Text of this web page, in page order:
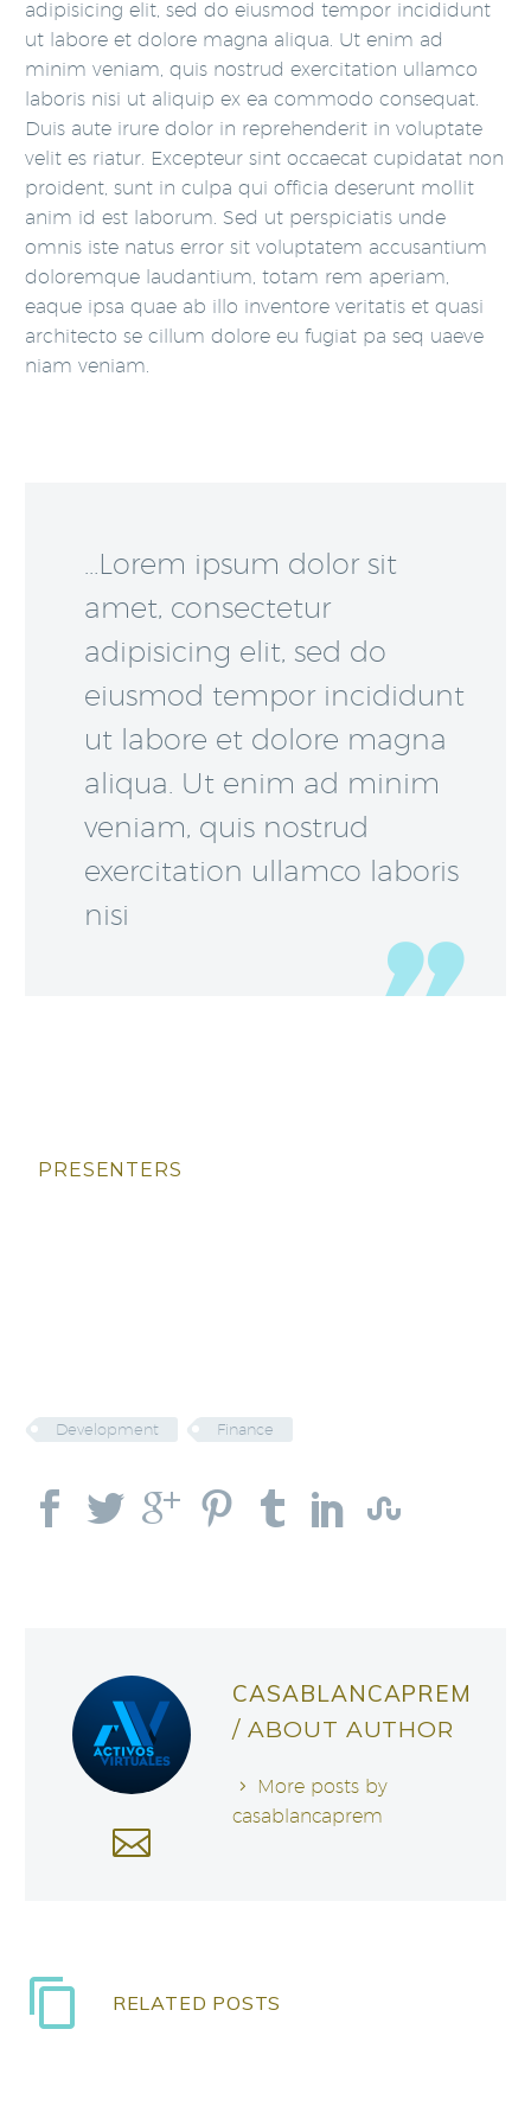
adipisicing elit, sed do eiusmod tempor incididunt
ut labore et dolore magna aliqua. Ut enim ad
minim veniam, quis nostrud exercitation ullamco
laboris nisi ut aliquip ex ea commodo consequat.
Duis aute irure dolor in reprehenderit in voluptate
velit es riatur. Excepteur sint occaecat cupidatat non
proident, sunt in culpa qui officia deserunt mollit
anim id est laborum. Sed ut perspiciatis unde
omnis iste natus error sit voluptatem accusantium
doloremque laudantium, totam rem aperiam,
eaque ipsa quae ab illo inventore veritatis et quasi
architecto se cillum dolore eu fugiat pa seq uaeve
niam veniam.
…Lorem ipsum dolor sit
amet, consectetur
adipisicing elit, sed do
eiusmod tempor incididunt
ut labore et dolore magna
aliqua. Ut enim ad minim
veniam, quis nostrud
exercitation ullamco laboris
nisi
PRESENTERS
Development Finance
CASABLANCAPREM
/ ABOUT AUTHOR
More posts by
casablancaprem
RELATED POSTS